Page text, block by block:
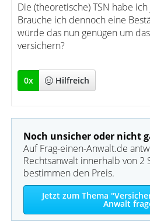
Die (theoretische) TSN habe
Brauche ich dennoch eine
würde das nun genügen um
versichern?
0x Hilfreich
Noch unsicher oder nicht
Auf Frag-einen-Anwalt.de
Rechtsanwalt innerhalb von 2
bestimmen den Preis.
Jetzt zum Thema
Anwalt